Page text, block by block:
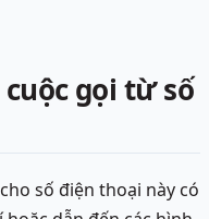
gọi từ số
số điện thoại này có